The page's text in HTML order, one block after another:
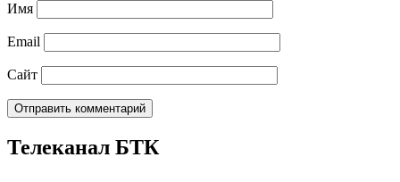
Имя
Email
Сайт
Телеканал БТК